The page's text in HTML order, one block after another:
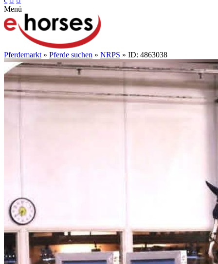
Menü
Pferdemarkt » Pferde suchen » NRPS » ID: 4863038